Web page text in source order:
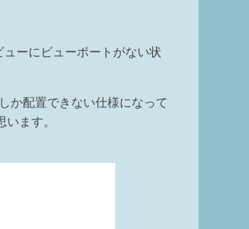
ーにビューポートがない状
か配置できない仕様になって
ます。